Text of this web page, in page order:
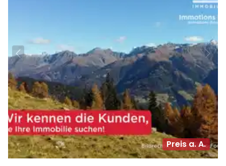
Preis a. A.